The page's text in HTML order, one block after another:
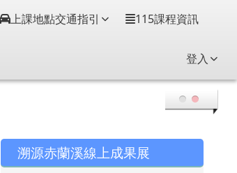
上課地點交通指引 115課程資訊
登入
右邊區域內容
溯源赤蘭溪線上成果展